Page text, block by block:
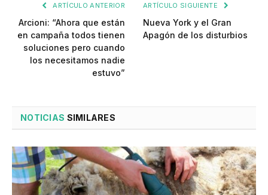
ARTÍCULO ANTERIOR
Arcioni: “Ahora que están
en campaña todos tienen
soluciones pero cuando
los necesitamos nadie
estuvo”
ARTÍCULO SIGUIENTE
Nueva York y el Gran
Apagón de los disturbios
NOTICIAS SIMILARES